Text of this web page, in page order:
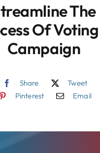
The
Of
Campaign
Share
Tweet
Pinterest
Email